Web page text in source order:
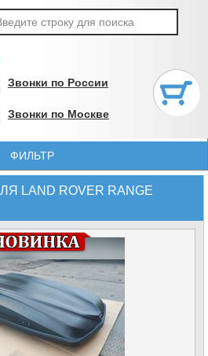
Звонки по России
Звонки по Москве
ФИЛЬТР
LAND ROVER RANGE